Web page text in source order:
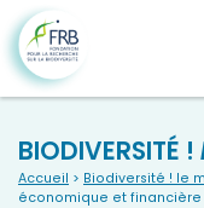
BIODIVERSITÉ !
Accueil > Biodiversité ! le
économique et